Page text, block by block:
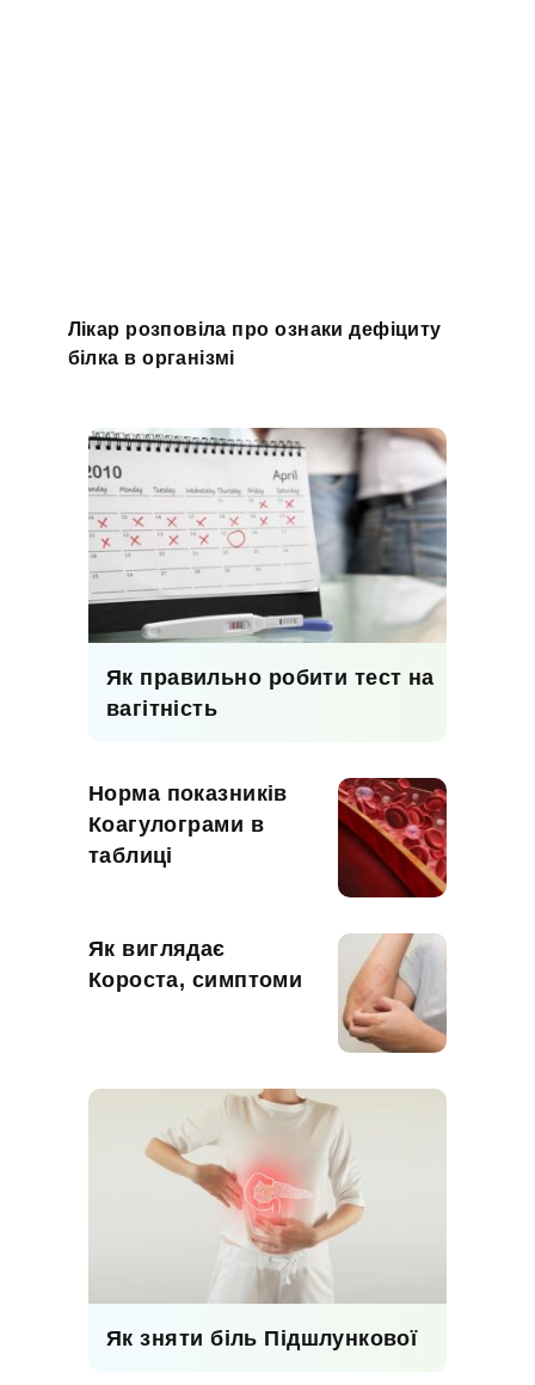
Лікар розповіла про ознаки дефіциту
білка в організмі
Як правильно робити тест на
вагітність
Норма показників
Коагулограми в
таблиці
Як виглядає
Короста, симптоми
Як зняти біль Підшлункової